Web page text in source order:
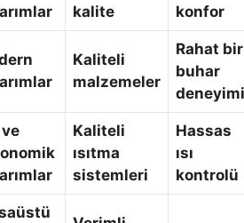
kalite
konfor
Kaliteli
malzemeler
Rahat bir
buhar
deneyimi
ve
Kaliteli
ısıtma
sistemleri
Hassas
ısı
kontrolü